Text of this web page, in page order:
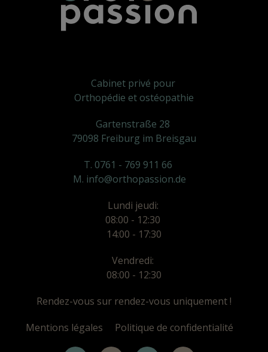
Cabinet privé pour
Orthopédie et ostéopathie
Gartenstraße 28
79098 Freiburg im Breisgau
T. 0761 - 769 911 66
M. info@orthopassion.de
Lundi jeudi:
08:00 - 12:30
14:00 - 17:30
Vendredi:
08:00 - 12:30
Rendez-vous sur rendez-vous uniquement !
Mentions légales
Politique de confidentialité